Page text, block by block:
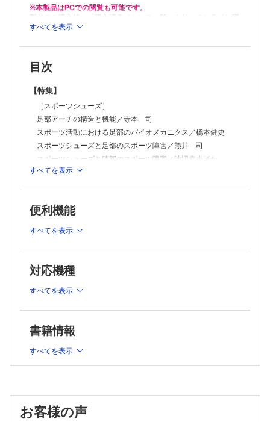
スポーツ選手の増量と減量の考え方／小清水孝子
＜臨スポOPINION＞
福林 徹教授 最終講義「私の歩んだスポーツ医学」／広瀬統一
※本製品はPCでの閲覧も可能です。
製品のご購入後、「購入済ライセンス一覧」より、オンライン環
境で閲覧可能なPDF版をご覧いただけます。詳細は
推奨ブラウザ： Firefox 最新版 / Google Chrome 最新版 / Safari
すべてを表示
目次
【特集】
［スポーツシューズ］
足部アーチの構造と機能／寺本 司
スポーツ活動における足部のバイオメカニクス／橋本健史
スポーツシューズと足部のスポーツ障害／熊井 司
スポーツシューズと膝部のスポーツ障害／浦辺幸夫ほか
ランニングシューズの理論と実際／鳥居 俊
インソールの役割／大久保 衞
［スポーツウェア］
スポーツウェアの素材／西村一樹
スポーツウェアの動作性／荻田 太
着圧ウェアのACL損傷予防への応用／小柳磨毅ほか
女性アスリートのアンダーウェア／篠﨑彰大
【連載】
スポーツ選手の増量と減量の考え方／小清水孝子
＜臨スポOPINION＞
【臨スポニュース】
すべてを表示
便利機能
すべてを表示
対応機種
すべてを表示
書籍情報
すべてを表示
お客様の声